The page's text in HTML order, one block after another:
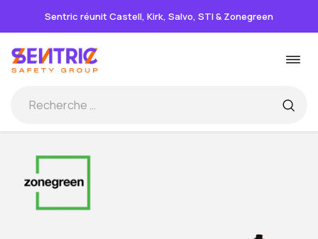
Sentric réunit Castell, Kirk, Salvo, STI & Zonegreen
au
contenu
la